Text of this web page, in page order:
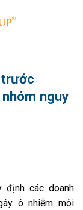
trước
nguy
định các doanh
ô nhiễm môi